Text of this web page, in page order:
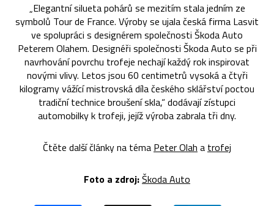
„Elegantní silueta pohárů se mezitím stala jedním ze
symbolů Tour de France. Výroby se ujala česká firma Lasvit
ve spolupráci s designérem společnosti Škoda Auto
Peterem Olahem. Designéři společnosti Škoda Auto se při
navrhování povrchu trofeje nechají každý rok inspirovat
novými vlivy. Letos jsou 60 centimetrů vysoká a čtyři
kilogramy vážící mistrovská díla českého sklářství poctou
tradiční technice broušení skla,“ dodávají zístupci
automobilky k trofeji, jejíž výroba zabrala tři dny.
Čtěte další články na téma Peter Olah a trofej
Foto a zdroj:Škoda Auto